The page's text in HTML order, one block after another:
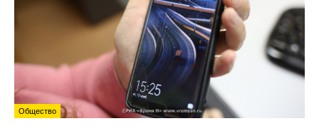
Общество